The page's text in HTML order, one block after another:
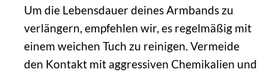
Um die Lebensdauer deines Armbands zu
verlängern, empfehlen wir, es regelmäßig mit
einem weichen Tuch zu reinigen. Vermeide
den Kontakt mit aggressiven Chemikalien und